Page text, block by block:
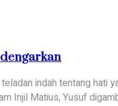
indah tentang hati
Injil Matius, Yusuf